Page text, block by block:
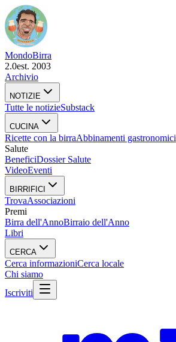
MondoBirra
2.0est. 2003
Archivio
NOTIZIE
Tutte le notizieSubstack
CUCINA
Ricette con la birraAbbinamenti gastronomici
Salute
BeneficiDossier Salute
VideoEventi
BIRRIFICI
TrovaAssociazioni
Premi
Birra dell'AnnoBirraio dell'Anno
Libri
CERCA
Cerca informazioniCerca locale
Chi siamo
Iscriviti